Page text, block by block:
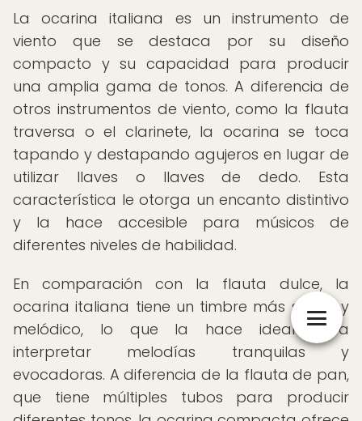
La ocarina italiana es un instrumento de
viento que se destaca por su diseño
compacto y su capacidad para producir
una amplia gama de tonos. A diferencia de
otros instrumentos de viento, como la flauta
traversa o el clarinete, la ocarina se toca
tapando y destapando agujeros en lugar de
utilizar llaves o llaves de dedo. Esta
característica le otorga un encanto distintivo
y la hace accesible para músicos de
diferentes niveles de habilidad.
En comparación con la flauta dulce, la
ocarina italiana tiene un timbre más suave y
melódico, lo que la hace ideal para
interpretar melodías tranquilas y
evocadoras. A diferencia de la flauta de pan,
que tiene múltiples tubos para producir